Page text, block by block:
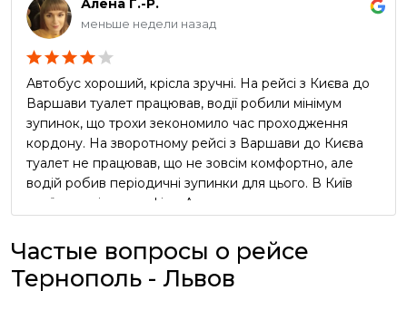
Алена Г.-Р.
меньше недели назад
Автобус хороший, крісла зручні. На рейсі з Києва до
Варшави туалет працював, водії робили мінімум
зупинок, що трохи зекономило час проходження
кордону. На зворотному рейсі з Варшави до Києва
туалет не працював, що не зовсім комфортно, але
водій робив періодичні зупинки для цього. В Київ
приїхали згідно графіку. Але реклама про
неправдивою, водії про таке навіть не чули))) Вцілому
сервіс оцінюю як добрий, але не відмінний.
Частые вопросы о рейсе
Тернополь - Львов